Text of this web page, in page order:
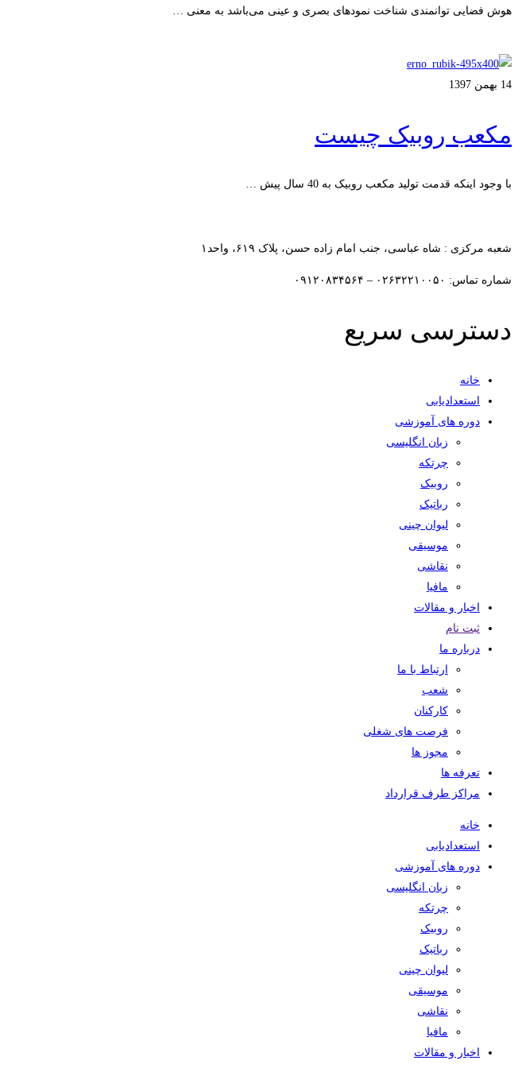
هوش فضایی توانمندی شناخت نمودهای بصری و عینی می‌باشد به معنی …
14 بهمن 1397
مکعب روبیک چیست
با وجود اینکه قدمت تولید مکعب روبیک به 40 سال پیش …
شعبه مرکزی : شاه عباسی، جنب امام زاده حسن، پلاک ۶۱۹، واحد۱​
شماره تماس: ۰۲۶۳۲۲۱۰۰۵۰ – ۰۹۱۲۰۸۳۴۵۶۴
دسترسی سریع
خانه
استعدادیابی
دوره های آموزشی
زبان انگلیسی
چرتکه
روبیک
رباتیک
لیوان چینی
موسیقی
نقاشی
مافیا
اخبار و مقالات
ثبت نام
درباره ما
ارتباط با ما
شعب
کارکنان
فرصت های شغلی
مجوز ها
تعرفه ها
مراکز طرف قرارداد
خانه
استعدادیابی
دوره های آموزشی
زبان انگلیسی
چرتکه
روبیک
رباتیک
لیوان چینی
موسیقی
نقاشی
مافیا
اخبار و مقالات